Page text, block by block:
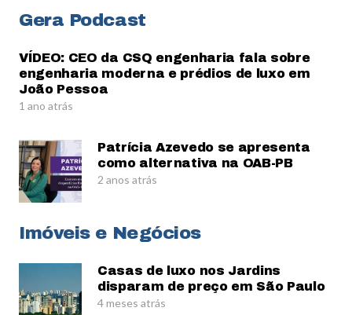
Gera Podcast
VÍDEO: CEO da CSQ engenharia fala sobre
engenharia moderna e prédios de luxo em
João Pessoa
1 ano atrás
Patrícia Azevedo se apresenta
como alternativa na OAB-PB
2 anos atrás
Imóveis e Negócios
Casas de luxo nos Jardins
disparam de preço em São Paulo
4 meses atrás